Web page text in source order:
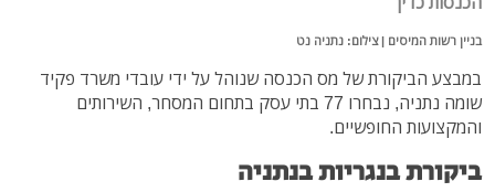
בניין רשות המיסים | צילום: נתניה נט
במבצע הביקורת של מס הכנסה שנוהל על ידי עובדי משרד פקיד
שומה נתניה, נבחרו 77 בתי עסק בתחום המסחר, השירותים
והמקצועות החופשיים.
ביקורת בנגריות בנתניה